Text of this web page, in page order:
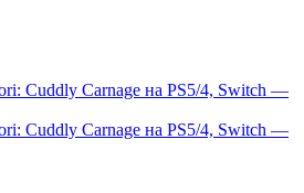
Cuddly Carnage на PS5/4, Switch —
Cuddly Carnage на PS5/4, Switch —